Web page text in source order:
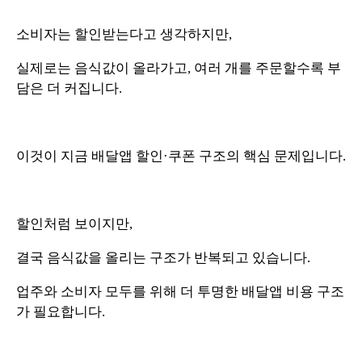
소비자는 할인받는다고 생각하지만,
실제로는 음식값이 올라가고, 여러 개를 주문할수록 부
담은 더 커집니다.
이것이 지금 배달앱 할인·쿠폰 구조의 핵심 문제입니다.
할인처럼 보이지만,
결국 음식값을 올리는 구조가 반복되고 있습니다.
업주와 소비자 모두를 위해 더 투명한 배달앱 비용 구조
가 필요합니다.